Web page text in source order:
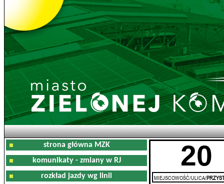
strona główna MZK
komunikaty - zmiany w RJ
rozkład jazdy wg linii
20
MIEJSCOWOŚĆ/ULICA/